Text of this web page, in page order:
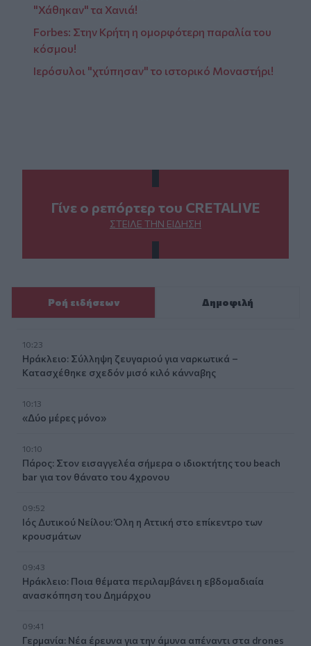
"Χάθηκαν" τα Χανιά!
Forbes: Στην Κρήτη η ομορφότερη παραλία του
κόσμου!
Ιερόσυλοι "χτύπησαν" το ιστορικό Μοναστήρι!
Γίνε ο ρεπόρτερ του CRETALIVE
ΣΤΕΊΛΕ ΤΗΝ ΕΊΔΗΣΗ
Ροή ειδήσεων Δημοφιλή
10:23
Ηράκλειο: Σύλληψη ζευγαριού για ναρκωτικά –
Κατασχέθηκε σχεδόν μισό κιλό κάνναβης
10:13
«Δύο μέρες μόνο»
10:10
Πάρος: Στον εισαγγελέα σήμερα ο ιδιοκτήτης του beach
bar για τον θάνατο του 4χρονου
09:52
Ιός Δυτικού Νείλου: Όλη η Αττική στο επίκεντρο των
κρουσμάτων
09:43
Ηράκλειο: Ποια θέματα περιλαμβάνει η εβδομαδιαία
ανασκόπηση του Δημάρχου
09:41
Γερμανία: Νέα έρευνα για την άμυνα απέναντι στα drones